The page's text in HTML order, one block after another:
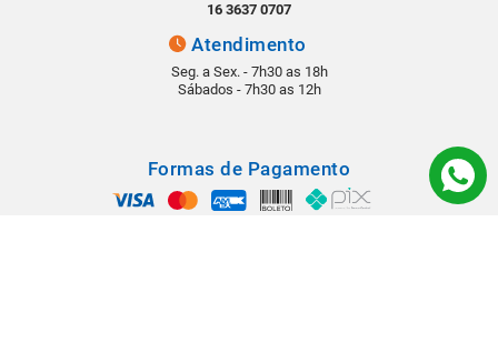
16 3637 0707
Atendimento
Seg. a Sex. - 7h30 as 18h
Sábados - 7h30 as 12h
Formas de Pagamento